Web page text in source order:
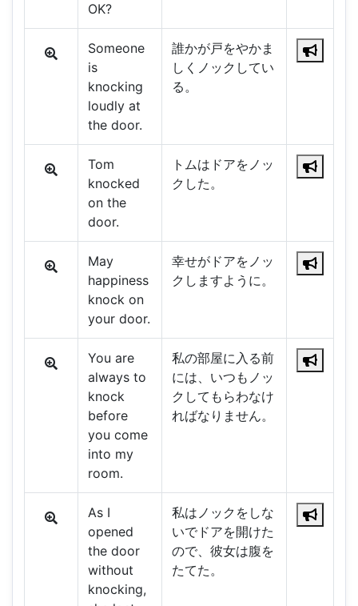
OK?
Someone
is
knocking
loudly at
the door.
誰かが戸をやかま
しくノックしてい
る。
Tom
knocked
on the
door.
トムはドアをノッ
クした。
May
happiness
knock on
your door.
幸せがドアをノッ
クしますように。
You are
always to
knock
before
you come
into my
room.
私の部屋に入る前
には、いつもノッ
クしてもらわなけ
ればなりません。
As I
opened
the door
without
knocking,
私はノックをしな
いでドアを開けた
ので、彼女は腹を
たてた。